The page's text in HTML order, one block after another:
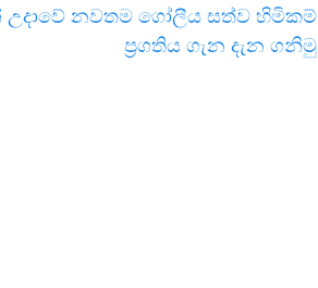
නවතම ගෝලීය සත්ව හිමිකම්
ප්‍රගතිය ගැන දැන ගනිමු